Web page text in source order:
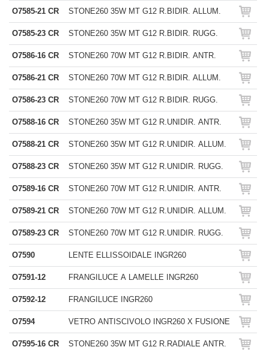
O7585-21 CR STONE260 35W MT G12 R.BIDIR. ALLUM.
O7585-23 CR STONE260 35W MT G12 R.BIDIR. RUGG.
O7586-16 CR STONE260 70W MT G12 R.BIDIR. ANTR.
O7586-21 CR STONE260 70W MT G12 R.BIDIR. ALLUM.
O7586-23 CR STONE260 70W MT G12 R.BIDIR. RUGG.
O7588-16 CR STONE260 35W MT G12 R.UNIDIR. ANTR.
O7588-21 CR STONE260 35W MT G12 R.UNIDIR. ALLUM.
O7588-23 CR STONE260 35W MT G12 R.UNIDIR. RUGG.
O7589-16 CR STONE260 70W MT G12 R.UNIDIR. ANTR.
O7589-21 CR STONE260 70W MT G12 R.UNIDIR. ALLUM.
O7589-23 CR STONE260 70W MT G12 R.UNIDIR. RUGG.
O7590 LENTE ELLISSOIDALE INGR260
O7591-12 FRANGILUCE A LAMELLE INGR260
O7592-12 FRANGILUCE INGR260
O7594 VETRO ANTISCIVOLO INGR260 X FUSIONE
O7595-16 CR STONE260 35W MT G12 R.RADIALE ANTR.